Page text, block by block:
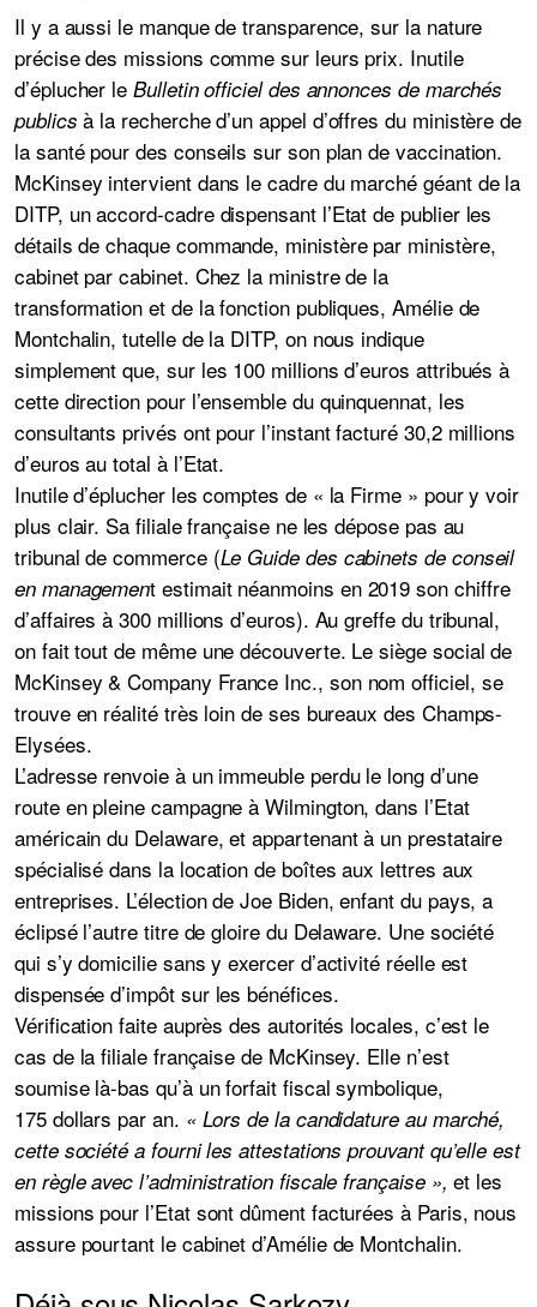
Il y a aussi le manque de transparence, sur la nature
précise des missions comme sur leurs prix. Inutile
d’éplucher leBulletin officiel des annonces de marchés
publicsà la recherche d’un appel d’offres du ministère de
la santé pour des conseils sur son plan de vaccination.
McKinsey intervient dans le cadre du marché géant de la
DITP, un accord-cadre dispensant l’Etat de publier les
détails de chaque commande, ministère par ministère,
cabinet par cabinet. Chez la ministre de la
transformation et de la fonction publiques, Amélie de
Montchalin, tutelle de la DITP, on nous indique
simplement que, sur les 100 millions d’euros attribués à
cette direction pour l’ensemble du quinquennat, les
consultants privés ont pour l’instant facturé 30,2 millions
d’euros au total à l’Etat.
Inutile d’éplucher les comptes de « la Firme » pour y voir
plus clair. Sa filiale française ne les dépose pas au
tribunal de commerce (Le Guide des cabinets de conseil
en management estimait néanmoins en 2019 son chiffre
d’affaires à 300 millions d’euros). Au greffe du tribunal,
on fait tout de même une découverte. Le siège social de
McKinsey & Company France Inc., son nom officiel, se
trouve en réalité très loin de ses bureaux des Champs-
Elysées.
L’adresse renvoie à un immeuble perdu le long d’une
route en pleine campagne à Wilmington, dans l’Etat
américain du Delaware, et appartenant à un prestataire
spécialisé dans la location de boîtes aux lettres aux
entreprises. L’élection de Joe Biden, enfant du pays, a
éclipsé l’autre titre de gloire du Delaware. Une société
qui s’y domicilie sans y exercer d’activité réelle est
dispensée d’impôt sur les bénéfices.
Vérification faite auprès des autorités locales, c’est le
cas de la filiale française de McKinsey. Elle n’est
soumise là-bas qu’à un forfait fiscal symbolique,
175 dollars par an. « Lors de la candidature au marché,
cette société a fourni les attestations prouvant qu’elle est
en règle avec l’administration fiscale française », et les
missions pour l’Etat sont dûment facturées à Paris, nous
assure pourtant le cabinet d’Amélie de Montchalin.